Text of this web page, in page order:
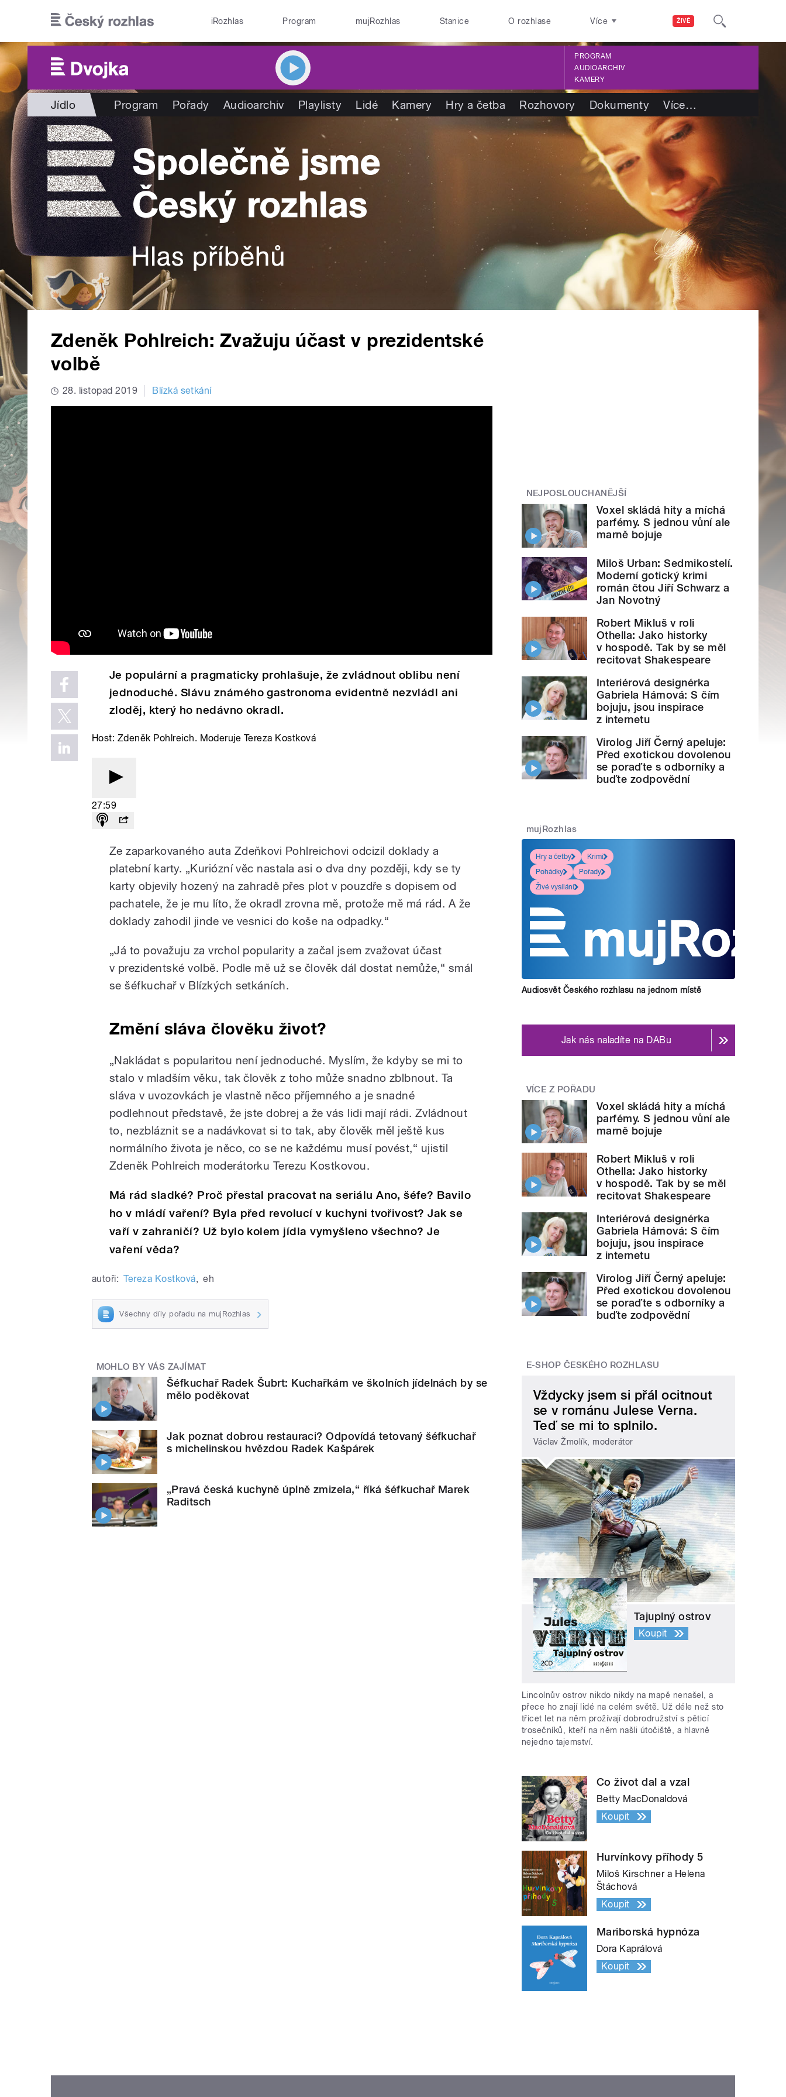
ŽIVĚ
iRozhlas Program mujRozhlas Stanice O rozhlase Více
PROGRAM
AUDIOARCHIV
KAMERY
Jídlo Program Pořady Audioarchiv Playlisty Lidé Kamery Hry a četba Rozhovory Dokumenty Více…
Zdeněk Pohlreich: Zvažuju účast v prezidentské
volbě
28. listopad 2019 Blízká setkání
Je populární a pragmaticky prohlašuje, že zvládnout oblibu není
jednoduché. Slávu známého gastronoma evidentně nezvládl ani
zloděj, který ho nedávno okradl.
Host: Zdeněk Pohlreich. Moderuje Tereza Kostková
27:59
Ze zaparkovaného auta Zdeňkovi Pohlreichovi odcizil doklady a
platební karty. „Kuriózní věc nastala asi o dva dny později, kdy se ty
karty objevily hozený na zahradě přes plot v pouzdře s dopisem od
pachatele, že je mu líto, že okradl zrovna mě, protože mě má rád. A že
doklady zahodil jinde ve vesnici do koše na odpadky.“
„Já to považuju za vrchol popularity a začal jsem zvažovat účast
v prezidentské volbě. Podle mě už se člověk dál dostat nemůže,“ smál
se šéfkuchař v Blízkých setkáních.
Změní sláva člověku život?
„Nakládat s popularitou není jednoduché. Myslím, že kdyby se mi to
stalo v mladším věku, tak člověk z toho může snadno zblbnout. Ta
sláva v uvozovkách je vlastně něco příjemného a je snadné
podlehnout představě, že jste dobrej a že vás lidi mají rádi. Zvládnout
to, nezbláznit se a nadávkovat si to tak, aby člověk měl ještě kus
normálního života je něco, co se ne každému musí povést,“ ujistil
Zdeněk Pohlreich moderátorku Terezu Kostkovou.
Má rád sladké? Proč přestal pracovat na seriálu Ano, šéfe? Bavilo
ho v mládí vaření? Byla před revolucí v kuchyni tvořivost? Jak se
vaří v zahraničí? Už bylo kolem jídla vymyšleno všechno? Je
vaření věda?
autoři: Tereza Kostková, eh
Všechny díly pořadu na mujRozhlas
MOHLO BY VÁS ZAJÍMAT
Šéfkuchař Radek Šubrt: Kuchařkám ve školních jídelnách by se
mělo poděkovat
Jak poznat dobrou restauraci? Odpovídá tetovaný šéfkuchař
s michelinskou hvězdou Radek Kašpárek
„Pravá česká kuchyně úplně zmizela,“ říká šéfkuchař Marek
Raditsch
NEJPOSLOUCHANĚJŠÍ
Voxel skládá hity a míchá
parfémy. S jednou vůní ale
marně bojuje
Miloš Urban: Sedmikostelí.
Moderní gotický krimi
román čtou Jiří Schwarz a
Jan Novotný
Robert Mikluš v roli
Othella: Jako historky
v hospodě. Tak by se měl
recitovat Shakespeare
Interiérová designérka
Gabriela Hámová: S čím
bojuju, jsou inspirace
z internetu
Virolog Jiří Černý apeluje:
Před exotickou dovolenou
se poraďte s odborníky a
buďte zodpovědní
mujRozhlas
Hry a četby
Krimi
Pohádky
Pořady
Živé vysílání
Audiosvět Českého rozhlasu na jednom místě
Jak nás naladíte na DABu
VÍCE Z POŘADU
Voxel skládá hity a míchá
parfémy. S jednou vůní ale
marně bojuje
Robert Mikluš v roli
Othella: Jako historky
v hospodě. Tak by se měl
recitovat Shakespeare
Interiérová designérka
Gabriela Hámová: S čím
bojuju, jsou inspirace
z internetu
Virolog Jiří Černý apeluje:
Před exotickou dovolenou
se poraďte s odborníky a
buďte zodpovědní
E-SHOP ČESKÉHO ROZHLASU
Vždycky jsem si přál ocitnout
se v románu Julese Verna.
Teď se mi to splnilo.
Václav Žmolík, moderátor
Tajuplný ostrov
Koupit
Lincolnův ostrov nikdo nikdy na mapě nenašel, a
přece ho znají lidé na celém světě. Už déle než sto
třicet let na něm prožívají dobrodružství s pěticí
trosečníků, kteří na něm našli útočiště, a hlavně
nejedno tajemství.
Co život dal a vzal
Betty MacDonaldová
Koupit
Hurvínkovy příhody 5
Miloš Kirschner a Helena
Štáchová
Koupit
Mariborská hypnóza
Dora Kaprálová
Koupit